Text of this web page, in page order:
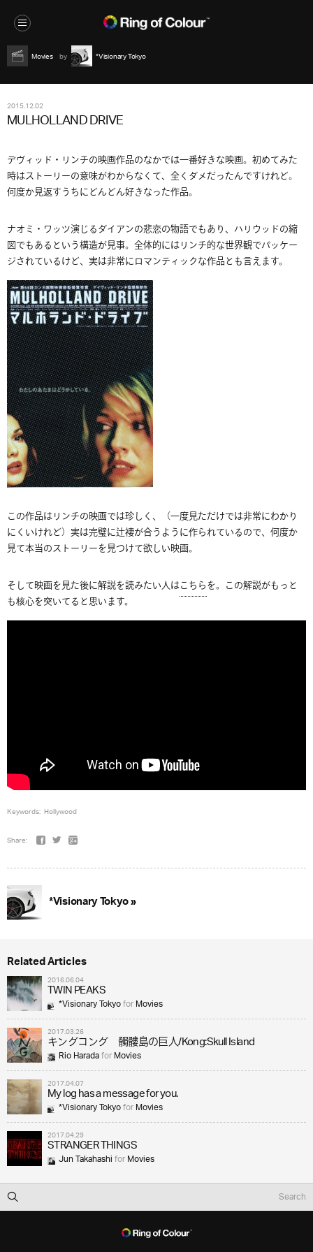
Movies *Visionary Tokyo
2015.12.02
MULHOLLAND DRIVE
デヴィッド・リンチの映画作品のなかでは一番好きな映画。初めてみた
時はストーリーの意味がわからなくて、全くダメだったんですけれど。
何度か見返すうちにどんどん好きなった作品。
ナオミ・ワッツ演じるダイアンの悲恋の物語でもあり、ハリウッドの縮
図でもあるという構造が見事。全体的にはリンチ的な世界観でパッケー
ジされているけど、実は非常にロマンティックな作品とも言えます。
この作品はリンチの映画では珍しく、（一度見ただけでは非常にわかり
にくいけれど）実は完璧に辻褄が合うように作られているので、何度か
見て本当のストーリーを見つけて欲しい映画。
そして映画を見た後に解説を読みたい人はこちらを。この解説がもっと
も核心を突いてると思います。
Keywords: Hollywood
Share:
*Visionary Tokyo »
Related Articles
2016.06.04
TWIN PEAKS
*Visionary TokyoforMovies
2017.03.26
キングコング 髑髏島の巨人/Kong:Skull Island
Rio HaradaforMovies
2017.04.07
My log has a message for you.
*Visionary TokyoforMovies
2017.04.29
STRANGER THINGS
Jun TakahashiforMovies